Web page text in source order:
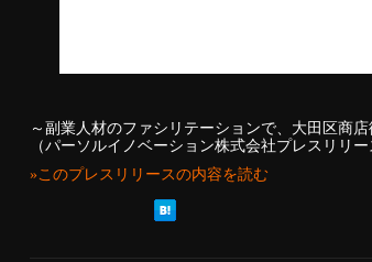
～副業人材のファシリテーションで、大田区商
（パーソルイノベーション株式会社プレスリリー
»このプレスリリースの内容を読む